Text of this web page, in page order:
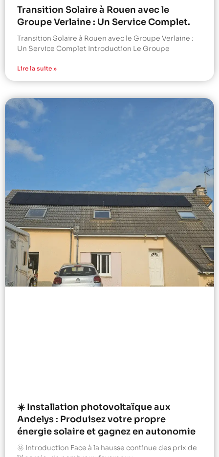
Transition Solaire à Rouen avec le
Groupe Verlaine : Un Service Complet.
Transition Solaire à Rouen avec le Groupe Verlaine :
Un Service Complet Introduction Le Groupe
Lire la suite »
☀️ Installation photovoltaïque aux
Andelys : Produisez votre propre
énergie solaire et gagnez en autonomie
🌞 Introduction Face à la hausse continue des prix de